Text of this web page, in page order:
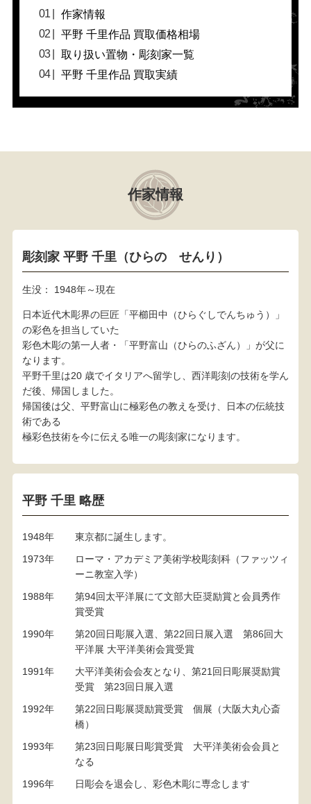
作家情報
平野 千里作品 買取価格相場
取り扱い置物・彫刻家一覧
平野 千里作品 買取実績
作家情報
彫刻家 平野 千里（ひらの せんり）
生没： 1948年～現在
日本近代木彫界の巨匠「平櫛田中（ひらぐしでんちゅう）」
の彩色を担当していた
彩色木彫の第一人者・「平野富山（ひらのふざん）」が父に
なります。
平野千里は20 歳でイタリアへ留学し、西洋彫刻の技術を学ん
だ後、帰国しました。
帰国後は父、平野富山に極彩色の教えを受け、日本の伝統技
術である
極彩色技術を今に伝える唯一の彫刻家になります。
平野 千里 略歴
1948年
東京都に誕生します。
1973年
ローマ・アカデミア美術学校彫刻科（ファッツィ
ーニ教室入学）
1988年
第94回太平洋展にて文部大臣奨励賞と会員秀作
賞受賞
1990年
第20回日彫展入選、第22回日展入選 第86回大
平洋展 大平洋美術会賞受賞
1991年
大平洋美術会会友となり、第21回日彫展奨励賞
受賞 第23回日展入選
1992年
第22回日彫展奨励賞受賞 個展（大阪大丸心斎
橋）
1993年
第23回日彫展日彫賞受賞 大平洋美術会会員と
なる
1996年
日彫会を退会し、彩色木彫に専念します